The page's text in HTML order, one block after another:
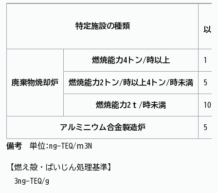
特定施設の種類 以
廃棄物焼却炉
燃焼能力4トン/時以上 1
燃焼能力2トン/時以上4トン/時未満 5
燃焼能力2ｔ/時未満 10
アルミニウム合金製造炉 5
備考 単位:ng-TEQ/ｍ3N
【燃え殻・ばいじん処理基準】
3ng-TEQ/g